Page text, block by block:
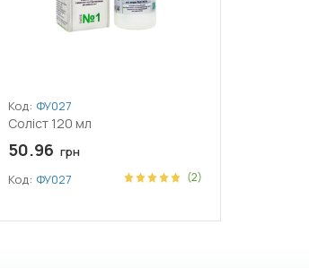
Код: ФУ027
Соліст 120 мл
50.96 грн
Код: ФУ027 (2)